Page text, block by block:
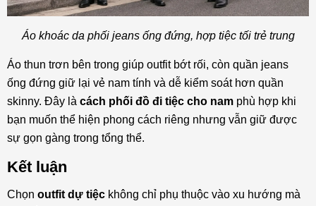
Áo khoác da phối jeans ống đứng, hợp tiệc tối trẻ trung
Áo thun trơn bên trong giúp outfit bớt rối, còn quần jeans
ống đứng giữ lại vẻ nam tính và dễ kiểm soát hơn quần
skinny. Đây là cách phối đồ đi tiệc cho nam phù hợp khi
bạn muốn thể hiện phong cách riêng nhưng vẫn giữ được
sự gọn gàng trong tổng thể.
Kết luận
Chọn outfit dự tiệc không chỉ phụ thuộc vào xu hướng mà